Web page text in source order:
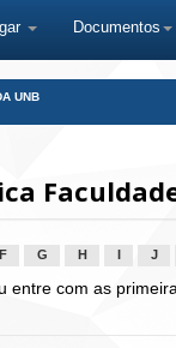
Documentos
UNB
F G H J
entre com as